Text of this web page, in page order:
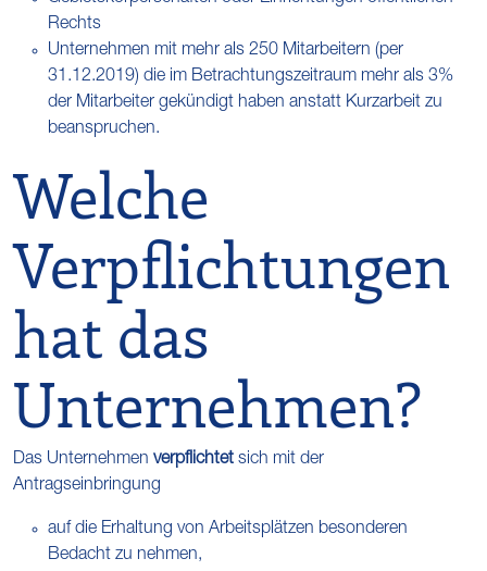
Rechts
Unternehmen mit mehr als 250 Mitarbeitern (per
31.12.2019) die im Betrachtungszeitraum mehr als 3%
der Mitarbeiter gekündigt haben anstatt Kurzarbeit zu
beanspruchen.
Welche
Verpflichtungen
hat das
Unternehmen?
Das Unternehmen verpflichtet sich mit der
Antragseinbringung
auf die Erhaltung von Arbeitsplätzen besonderen
Bedacht zu nehmen,